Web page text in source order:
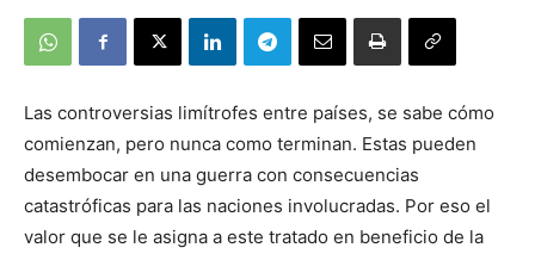
Las controversias limítrofes entre países, se sabe cómo
comienzan, pero nunca como terminan. Estas pueden
desembocar en una guerra con consecuencias
catastróficas para las naciones involucradas. Por eso el
valor que se le asigna a este tratado en beneficio de la